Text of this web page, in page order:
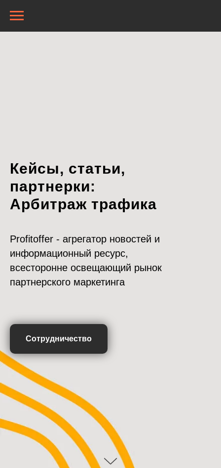
Кейсы, статьи,
партнерки:
Арбитраж трафика
Profitoffer - агрегатор новостей и
информационный ресурс,
всесторонне освещающий рынок
партнерского маркетинга
Сотрудничество